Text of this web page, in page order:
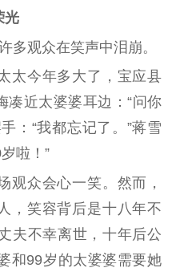
讲
知
成果集萃
资料下载
传
品牌栏目
艺
光
观众在笑声中泪崩。
今年多大了，宝应县
凑近太婆婆耳边：“问你
：“我都忘记了。”蒋雪
啦！”
众会心一笑。然而，
，笑容背后是十八年不
夫不幸离世，十年后公
和99岁的太婆婆需要她